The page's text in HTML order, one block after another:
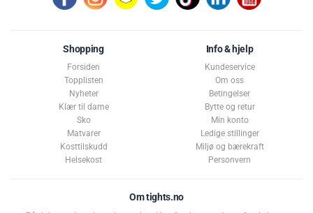
Anbefalt daglig dose skal ikke overskrides
Skal ikke brukes av gravide, ammende eller mindreårige
Best før: 5. oktober 2026
Shopping
Forsiden
Topplisten
Nyheter
Klær til dame
Sko
Matvarer
Kosttilskudd
Helsekost
Info & hjelp
Kundeservice
Om oss
Betingelser
Bytte og retur
Min konto
Ledige stillinger
Miljø og bærekraft
Personvern
Om tights.no